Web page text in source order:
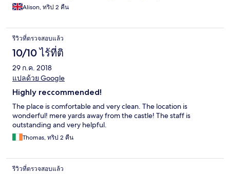
Alison, ทริป 2 คืน
รีวิวที่ตรวจสอบแล้ว
10/10 ไร้ที่ติ
29 ก.ค. 2018
แปลด้วย Google
Highly reccommended!
The place is comfortable and very clean. The location is
wonderful! mere yards away from the castle! The staff is
outstanding and very helpful.
Thomas, ทริป 2 คืน
รีวิวที่ตรวจสอบแล้ว